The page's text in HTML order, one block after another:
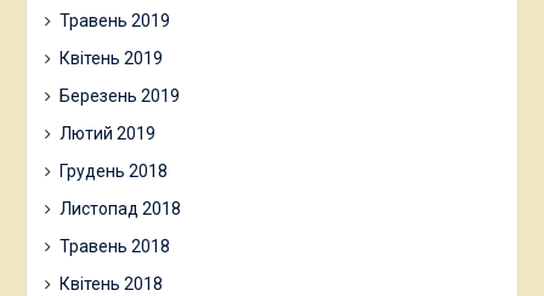
Травень 2019
Квітень 2019
Березень 2019
Лютий 2019
Грудень 2018
Листопад 2018
Травень 2018
Квітень 2018